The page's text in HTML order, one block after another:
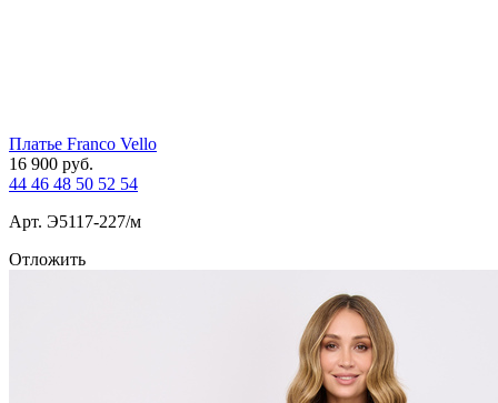
Платье Franco Vello
16 900 руб.
44 46 48 50 52 54
Арт. Э5117-227/м
Отложить